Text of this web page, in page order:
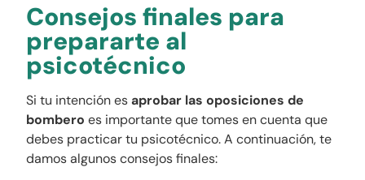
Consejos finales para
prepararte al
psicotécnico
Si tu intención esaprobar las oposiciones de
bomberoes importante que tomes en cuenta que
debes practicar tu psicotécnico. A continuación, te
damos algunos consejos finales: